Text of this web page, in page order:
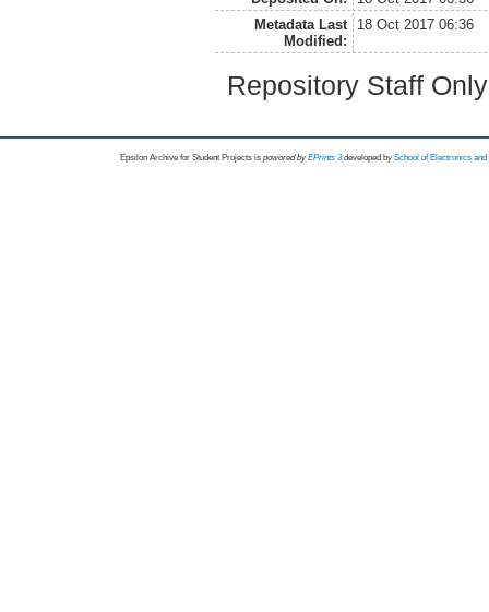
Metadata Last
Modified:
18 Oct 2017 06:36
Repository Staff
Epsilon Archive for Student Projects is powored byEPrints 3 developed by School of Electronics